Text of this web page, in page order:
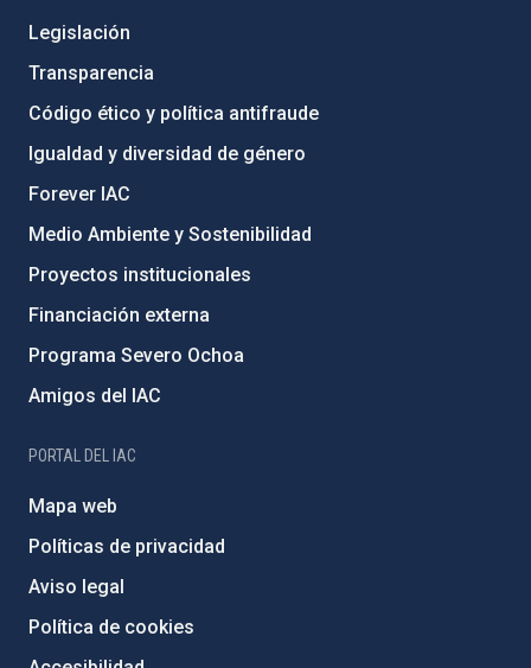
Legislación
Transparencia
Código ético y política antifraude
Igualdad y diversidad de género
Forever IAC
Medio Ambiente y Sostenibilidad
Proyectos institucionales
Financiación externa
Programa Severo Ochoa
Amigos del IAC
PORTAL DEL IAC
Mapa web
Políticas de privacidad
Aviso legal
Política de cookies